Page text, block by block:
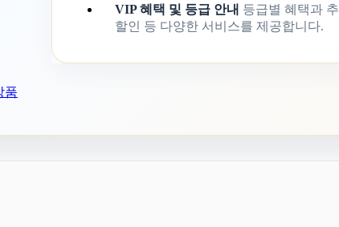
VIP 혜택 및 등급 안내 등급별 혜택과
할인 등 다양한 서비스를 제공합니다.
품